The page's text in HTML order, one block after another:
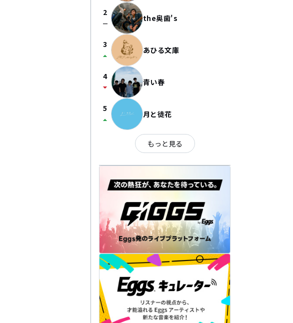
2
check_indeterminate_small the奥歯's
3
arrow_drop_up あひる文庫
4
arrow_drop_down 青い春
5
arrow_drop_up 月と徒花
もっと見る